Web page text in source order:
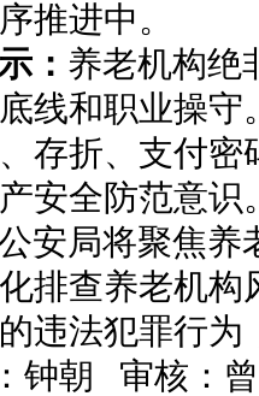
推进中。
： 养老机构绝
线和职业操
存折、支付
安全防范意识
安局将聚焦
排查养老机
违法犯罪行
钟朝 审核：